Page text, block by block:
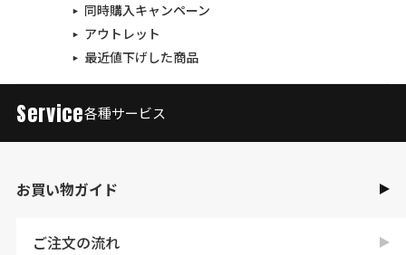
同時購入キャンペーン
アウトレット
最近値下げした商品
Service各種サービス
お買い物ガイド
ご注文の流れ